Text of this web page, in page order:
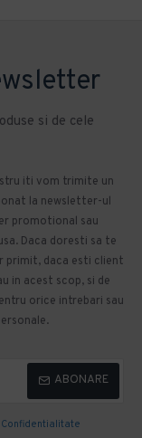
si de cele
iti vom trimite un
la newsletter-ul
promotional sau
Daca doresti sa te
primit, daca esti client
in acest scop, si de
orice intrebari sau
ABONARE